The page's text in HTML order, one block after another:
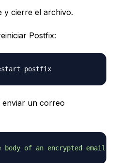
y cierre el archivo.
Postfix:
un correo
of an encrypted email"